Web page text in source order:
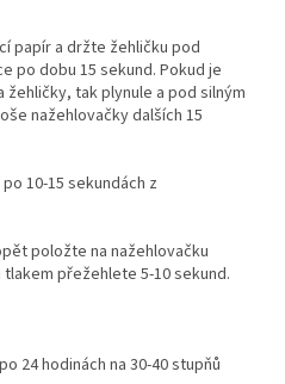
papír a držte žehličku pod
po dobu 15 sekund. Pokud je
tak plynule a pod silným
nažehlovačky dalších 15
10-15 sekundách z
položte na nažehlovačku
přežehlete 5-10 sekund.
24 hodinách na 30-40 stupňů